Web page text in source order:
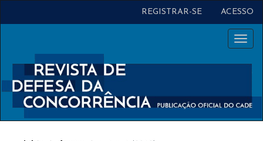
Lateral
REGISTRAR-SE ACESSO